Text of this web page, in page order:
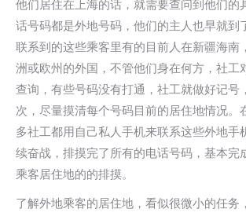
他们居住在上海的话，就需要查问到他们的
话号码都是外地号码，他们的主人也早就到
联系到的这些乘客里有的目前人在新疆海南
洲或欧州的外国，不管他们身在何方，社工
查询，有些号码没有打通，社工就做好记号
次，尽量摸清每个号码目前的居住地情况。
多社工都用自己私人手机来联系这些外地手
续奋战，排摸完了所有的电话号码，基本完
乘客居住地的的排摸。
了解外地乘客的居住地，看似很微小的任务